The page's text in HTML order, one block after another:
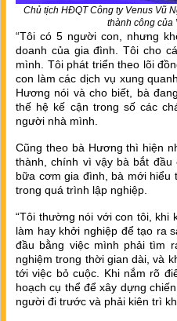
Chủ tịch HĐQT Công ty Venus Vũ
thành công của
“Tôi có 5 người con, nhưng
doanh của gia đình. Tôi cho
mình. Tôi phát triển theo lõi
con làm các dịch vụ xung
Hương nói và cho biết, bà
thế hệ kế cận trong số các
người nhà mình.
Cũng theo bà Hương thì hiện
thành, chính vì vậy bà bắt
bữa cơm gia đình, bà mới
trong quá trình lập nghiệp.
“Tôi thường nói với con tôi, khi
làm hay khởi nghiệp để tạo ra
đầu bằng việc mình phải tìm
nghiệm trong thời gian dài, và
tới việc bỏ cuộc. Khi nắm rõ
hoạch cụ thể để xây dựng
người đi trước và phải kiên trì